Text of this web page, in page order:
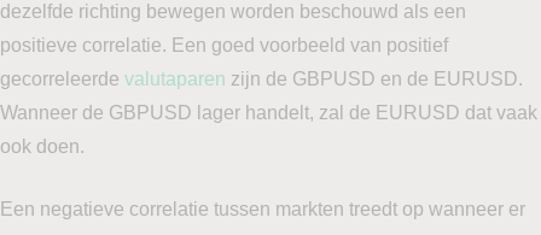
dezelfde richting bewegen worden beschouwd als een
positieve correlatie. Een goed voorbeeld van positief
gecorreleerde valutaparen zijn de GBPUSD en de EURUSD.
Wanneer de GBPUSD lager handelt, zal de EURUSD dat vaak
ook doen.
Een negatieve correlatie tussen markten treedt op wanneer er